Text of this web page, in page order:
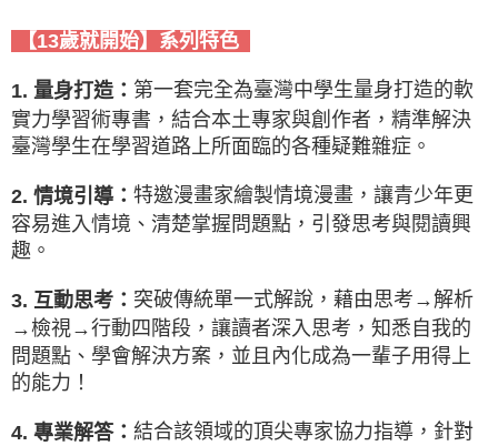
【13歲就開始】系列特色
1. 量身打造： 第一套完全為臺灣中學生量身打造的軟
實力學習術專書，結合本土專家與創作者，精準解決
臺灣學生在學習道路上所面臨的各種疑難雜症。
2. 情境引導： 特邀漫畫家繪製情境漫畫，讓青少年更
容易進入情境、清楚掌握問題點，引發思考與閱讀興
趣。
3. 互動思考： 突破傳統單一式解說，藉由思考→解析
→檢視→行動四階段，讓讀者深入思考，知悉自我的
問題點、學會解決方案，並且內化成為一輩子用得上
的能力！
4. 專業解答： 結合該領域的頂尖專家協力指導，針對